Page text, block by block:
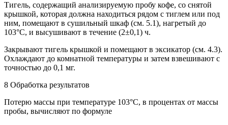
Тигель, содержащий анализируемую пробу кофе, со снятой
крышкой, которая должна находиться рядом с тиглем или под
ним, помещают в сушильный шкаф (см. 5.1), нагретый до
103°С, и высушивают в течение (2±0,1) ч.
Закрывают тигель крышкой и помещают в эксикатор (см. 4.3).
Охлаждают до комнатной температуры и затем взвешивают с
точностью до 0,1 мг.
8 Обработка результатов
Потерю массы при температуре 103°С, в процентах от массы
пробы, вычисляют по формуле